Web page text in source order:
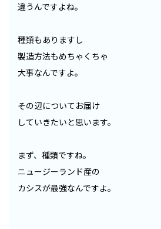
違うんですよね。
種類もありますし
製造方法もめちゃくちゃ
大事なんですよ。
その辺についてお届け
していきたいと思います。
まず、種類ですね。
ニュージーランド産の
カシスが最強なんですよ。